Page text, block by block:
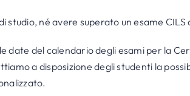
né avere superato un esame CILS
date del calendario degli esami per la
a disposizione degli studenti la